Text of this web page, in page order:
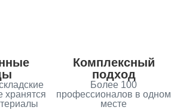
хранятся
Комплексный
подход
Более 100
профессионалов в одном
месте